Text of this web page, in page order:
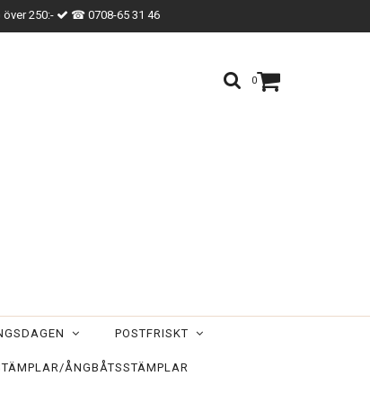
250:- ☎ 0708-65 31 46
0
POSTFRISKT
ÅNGBÅTSSTÄMPLAR